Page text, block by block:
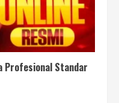
Profesional Standar